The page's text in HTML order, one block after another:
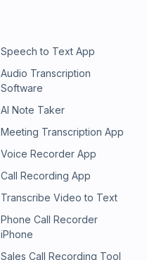
Speech to Text App
Audio Transcription
Software
AI Note Taker
Meeting Transcription App
Voice Recorder App
Call Recording App
Transcribe Video to Text
Phone Call Recorder
iPhone
Sales Call Recording Tool